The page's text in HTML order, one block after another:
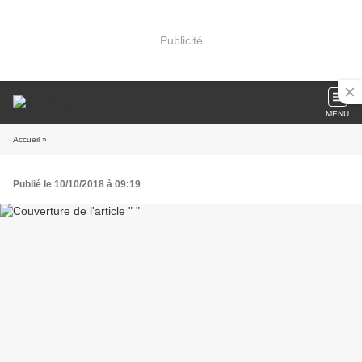
Publicité
MENU
Accueil »
Publié le 10/10/2018 à 09:19